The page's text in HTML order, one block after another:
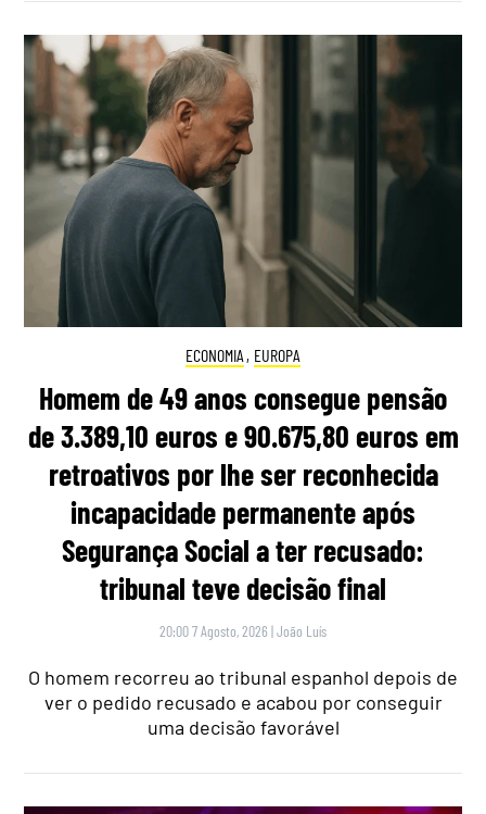
ECONOMIA , EUROPA
Homem de 49 anos consegue pensão
de 3.389,10 euros e 90.675,80 euros em
retroativos por lhe ser reconhecida
incapacidade permanente após
Segurança Social a ter recusado:
tribunal teve decisão final
20:00 7 Agosto, 2026 |João Luís
O homem recorreu ao tribunal espanhol depois de
ver o pedido recusado e acabou por conseguir
uma decisão favorável